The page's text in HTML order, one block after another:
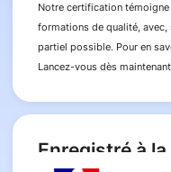
Notre certification
formations de qualité, avec,
partiel possible. Pour en
Lancez-vous dès
Enregistré à la